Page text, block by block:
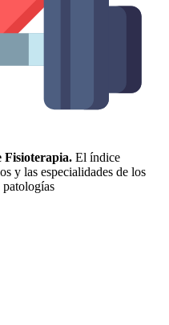
Fisioterapia. El índice
y las especialidades de los
patologías